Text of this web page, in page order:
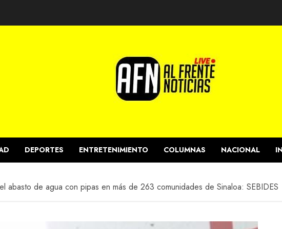
DEPORTES ENTRETENIMIENTO COLUMNAS NACIONAL
abasto de agua con pipas en más de 263 comunidades de Sinaloa: SEBIDES